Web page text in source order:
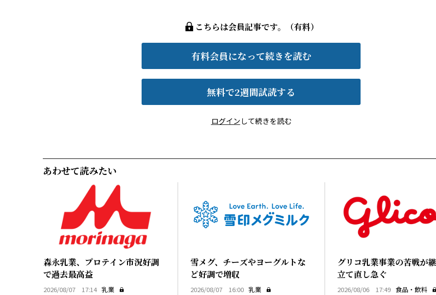
こちらは会員記事です。（有料）
有料会員になって続きを読む
無料で2週間試読する
ログインして続きを読む
あわせて読みたい
森永乳業、プロテイン市況好調
で過去最高益
2026/08/07 17:14 乳業
雪メグ、チーズやヨーグルトな
ど好調で増収
2026/08/07 16:00 乳業
グリコ乳業事業の苦戦が
立て直し急ぐ
2026/08/06 17:49 食品・飲料